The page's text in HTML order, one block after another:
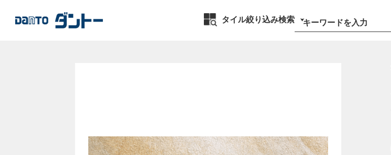
タイル絞り込み検索